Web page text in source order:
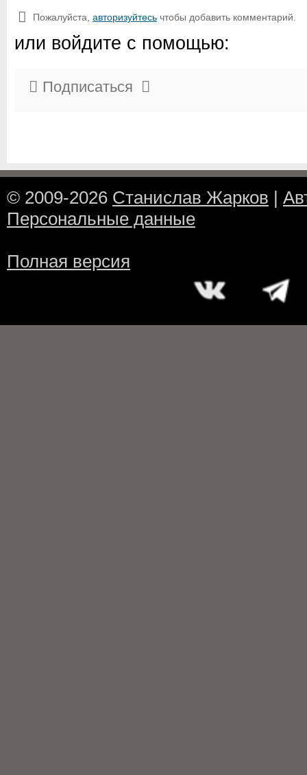
Пожалуйста, авторизуйтесь чтобы добавить комментарий.
или войдите с помощью:
Подписаться
© 2009-2026 Станислав Жарков |
Персональные данные
Полная версия